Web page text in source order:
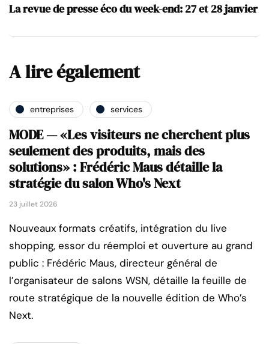
La revue de presse éco du week-end: 27 et 28 janvier
A lire également
entreprises services
MODE — «Les visiteurs ne cherchent plus
seulement des produits, mais des
solutions» : Frédéric Maus détaille la
stratégie du salon Who's Next
23 juillet 2026
Nouveaux formats créatifs, intégration du live
shopping, essor du réemploi et ouverture au grand
public : Frédéric Maus, directeur général de
l’organisateur de salons WSN, détaille la feuille de
route stratégique de la nouvelle édition de Who’s
Next.